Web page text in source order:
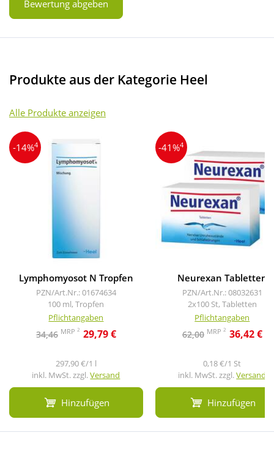
Bewertung abgeben
Produkte aus der Kategorie Heel
Alle Produkte anzeigen
-14%4
Lymphomyosot N Tropfen
PZN/Art.Nr.: 01674634
100 ml, Tropfen
Pflichtangaben
34,46 MRP 2 29,79 €
297,90 €/1 l
inkl. MwSt. zzgl.Versand
Hinzufügen
-41%4
Neurexan Tabletten
PZN/Art.Nr.: 08032631
2x100 St, Tabletten
Pflichtangaben
62,00 MRP 2 36,42 €
0,18 €/1 St
inkl. MwSt. zzgl.Versand
Hinzufügen